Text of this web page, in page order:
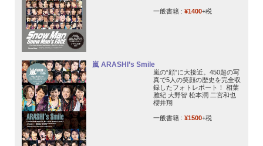
一般書籍 : ¥1400+税
嵐 ARASHI’s Smile
嵐の“顔”に大接近。450超の写
真で5人の笑顔の歴史を完全収
録したフォトレポート！ 相葉
雅紀 大野智 松本潤 二宮和也
櫻井翔
一般書籍 : ¥1500+税